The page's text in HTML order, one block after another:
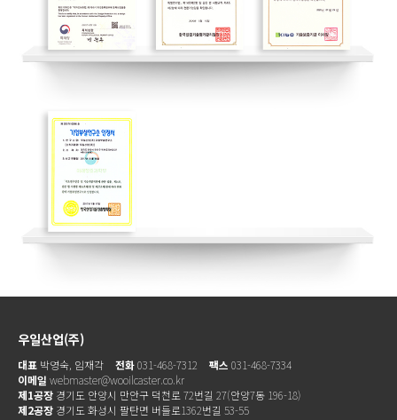
우일산업(주)
대표 박영숙, 임재각 전화031-468-7312 팩스 031-468-7334
이메일 webmaster@wooilcaster.co.kr
제1공장 경기도 안양시 만안구 덕천로 72번길 27(안양7동 196-18)
제2공장 경기도 화성시 팔탄면 버들로1362번길 53-55